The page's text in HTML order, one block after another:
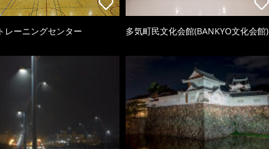
レーニングセンター 多気町民文化会館(BANKYO文化会館)